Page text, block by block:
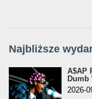
Najbliższe
A$AP
Dumb
2026-